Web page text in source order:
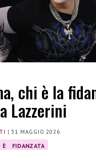
chi è la
Lazzerini
|31 MAGGIO 2026
È FIDANZATA